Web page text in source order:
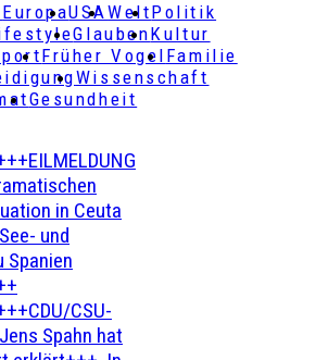
EuropaUSAWeltPolitik
GlaubenKultur
Früher Vogel Familie
Wissenschaft
Gesundheit
in Ceuta
und
Spanien
CSU-
Spahn hat